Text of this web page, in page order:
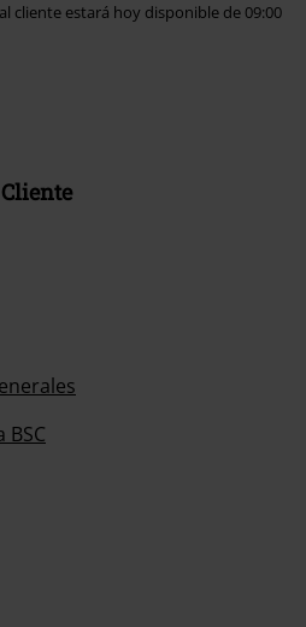
cliente estará hoy disponible de 09:00